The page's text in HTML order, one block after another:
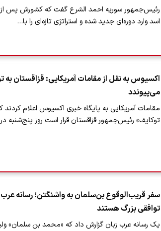
رئیس‌جمهور سوریه احمد الشرع گفت که کشورش پس
اسد وارد دوره‌ای جدید شده و استراتژی تازه‌ای را با…
اکسیوس به نقل از مقامات آمریکایی: قزاقستان به
می‌پیوندد
مقامات آمریکایی به پایگاه خبری اکسیوس اعلام
توکایف» رئیس‌جمهور قزاقستان قرار است روز پنج‌شنبه
سفر قریب‌الوقوع بن‌سلمان به واشنگتن؛ رسانه
توافقی بزرگ هستند
یک رسانه عرب زبان گزارش داد که «محمد بن سلمان»